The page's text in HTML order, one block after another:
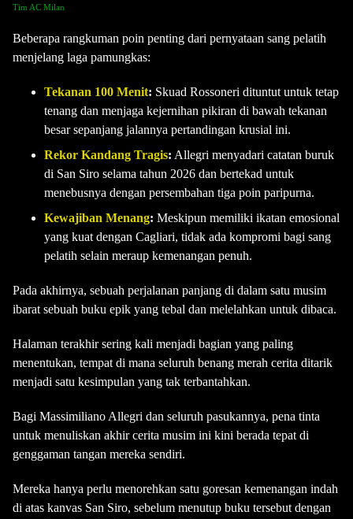
Tim AC Milan
Beberapa rangkuman poin penting dari pernyataan sang pelatih
menjelang laga pamungkas:
Tekanan 100 Menit: Skuad Rossoneri dituntut untuk tetap
tenang dan menjaga kejernihan pikiran di bawah tekanan
besar sepanjang jalannya pertandingan krusial ini.
Rekor Kandang Tragis: Allegri menyadari catatan buruk
di San Siro selama tahun 2026 dan bertekad untuk
menebusnya dengan persembahan tiga poin paripurna.
Kewajiban Menang: Meskipun memiliki ikatan emosional
yang kuat dengan Cagliari, tidak ada kompromi bagi sang
pelatih selain meraup kemenangan penuh.
Pada akhirnya, sebuah perjalanan panjang di dalam satu musim
ibarat sebuah buku epik yang tebal dan melelahkan untuk dibaca.
Halaman terakhir sering kali menjadi bagian yang paling
menentukan, tempat di mana seluruh benang merah cerita ditarik
menjadi satu kesimpulan yang tak terbantahkan.
Bagi Massimiliano Allegri dan seluruh pasukannya, pena tinta
untuk menuliskan akhir cerita musim ini kini berada tepat di
genggaman tangan mereka sendiri.
Mereka hanya perlu menorehkan satu goresan kemenangan indah
di atas kanvas San Siro, sebelum menutup buku tersebut dengan